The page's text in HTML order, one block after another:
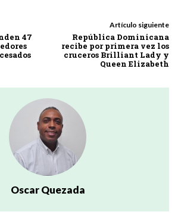
47
Artículo siguiente
República Dominicana
recibe por primera vez los
cruceros Brilliant Lady y
Queen Elizabeth
Oscar Quezada